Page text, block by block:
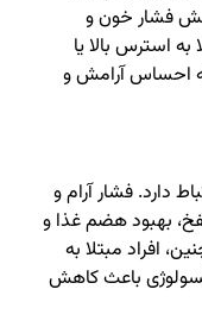
فشار خون و
استرس بالا یا
احساس آرامش و
دارد. فشار آرام و
بهبود هضم غذا و
افراد مبتلا به
باعث کاهش